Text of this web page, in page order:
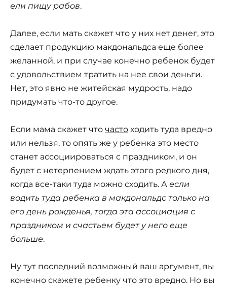
ели пищу рабов.
Далее, если мать скажет что у них нет денег, это
сделает продукцию макдональдса еще более
желанной, и при случае конечно ребенок будет
с удовольствием тратить на нее свои деньги.
Нет, это явно не житейская мудрость, надо
придумать что-то другое.
Если мама скажет что часто ходить туда вредно
или нельзя, то опять же у ребенка это место
станет ассоциироваться с праздником, и он
будет с нетерпением ждать этого редкого дня,
когда все-таки туда можно сходить. А если
водить туда ребенка в макдональдс только на
его день рожденья, тогда эта ассоциация с
праздником и счастьем будет у него еще
больше.
Ну тут последний возможный ваш аргумент, вы
конечно скажете ребенку что это вредно. Но вы